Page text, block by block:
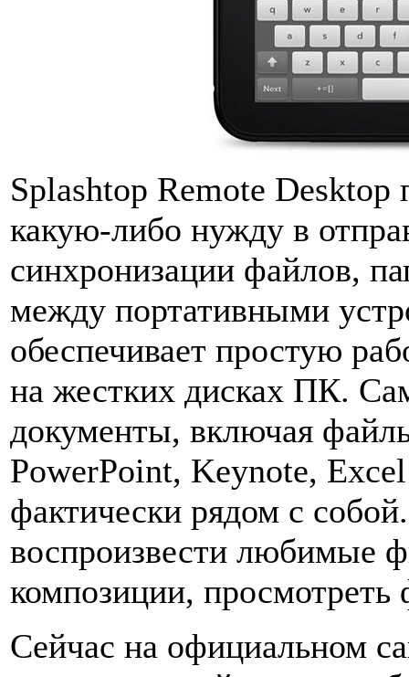
Splashtop Remote
какую-либо нужду в
синхронизации файлов,
между портативными
обеспечивает простую
на жестких дисках ПК.
документы, включая
PowerPoint, Keynote,
фактически рядом с
воспроизвести любимые
композиции, просмотреть
Сейчас на официальном